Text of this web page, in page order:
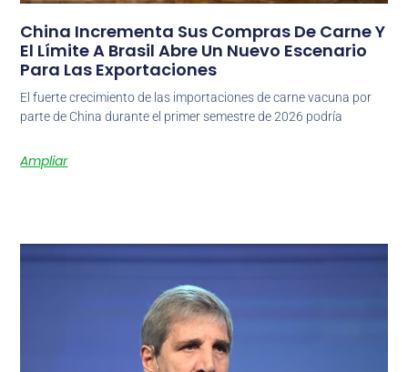
China Incrementa Sus Compras De Carne Y
El Límite A Brasil Abre Un Nuevo Escenario
Para Las Exportaciones
El fuerte crecimiento de las importaciones de carne vacuna por
parte de China durante el primer semestre de 2026 podría
Ampliar